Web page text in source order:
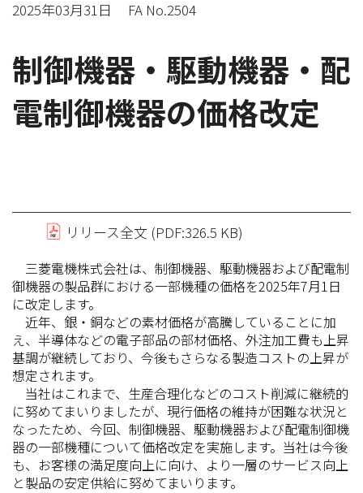
2025年03月31日 FA No.2504
制御機器・駆動機器・配
電制御機器の価格改定
リリース全文 (PDF:326.5 KB)
三菱電機株式会社は、制御機器、駆動機器および配電制
御機器の製品群における一部機種の価格を2025年7月1日
に改定します。
近年、銀・銅などの素材価格が高騰していることに加
え、半導体などの電子部品の部材価格、外注加工費も上昇
基調が継続しており、今後もさらなる製造コストの上昇が
想定されます。
当社はこれまで、生産合理化などのコスト削減に継続的
に努めてまいりましたが、現行価格の維持が困難な状況と
なったため、今回、制御機器、駆動機器および配電制御機
器の一部機種について価格改定を実施します。当社は今後
も、お客様の満足度向上に向け、より一層のサービス向上
と製品の安定供給に努めてまいります。